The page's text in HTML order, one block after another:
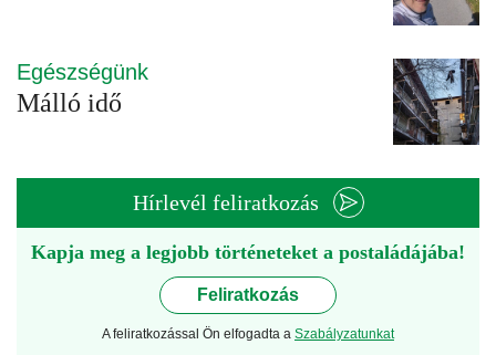
Egészségünk
Málló idő
Hírlevél feliratkozás
Kapja meg a legjobb történeteket a postaládájába!
Feliratkozás
A feliratkozással Ön elfogadta a Szabályzatunkat